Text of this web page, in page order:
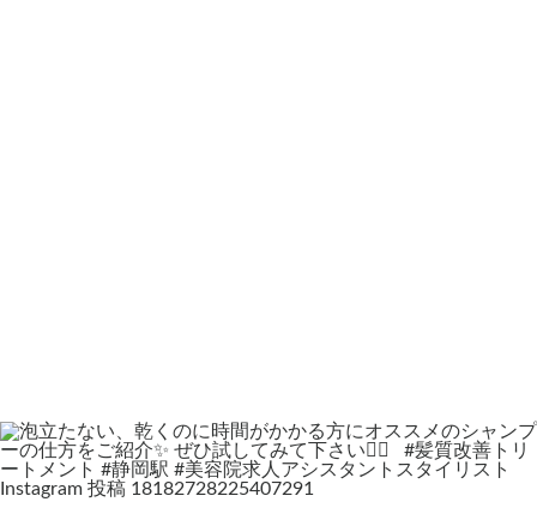
Instagram 投稿 18182728225407291